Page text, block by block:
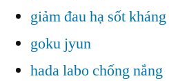
giảm đau hạ sốt
goku jyun
hada labo chống nắng